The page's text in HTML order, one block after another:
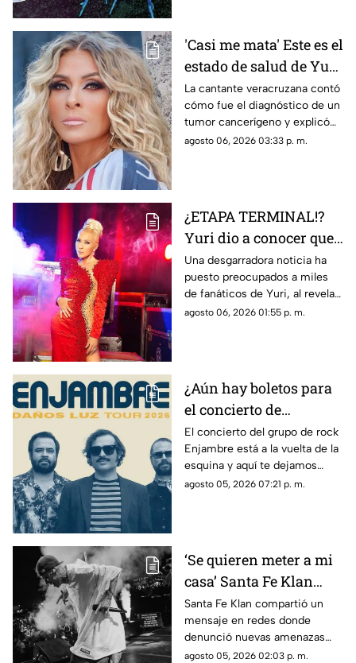
'Casi me mata' Este es el
estado de salud de Yuri
tras confirmar un
TUMOR cancerígeno
La cantante veracruzana contó
cómo fue el diagnóstico de un
tumor cancerígeno y explicó
cuál es su estado de salud.
agosto 06, 2026 03:33 p. m.
¿ETAPA TERMINAL!?
Yuri dio a conocer que
fue diagnosticada con
cáncer; esto se sabe
Una desgarradora noticia ha
puesto preocupados a miles
de fanáticos de Yuri, al revelar
que fue diagnosticada con
agosto 06, 2026 01:55 p. m.
¿Aún hay boletos para
el concierto de
Enjambre en Veracruz?
Esto sabemos
El concierto del grupo de rock
Enjambre está a la vuelta de la
esquina y aquí te dejamos
algunos detalles que te podrían
agosto 05, 2026 07:21 p. m.
‘Se quieren meter a mi
casa’ Santa Fe Klan
denuncia AMENAZAS
tras balacera en su
tienda
Santa Fe Klan compartió un
mensaje en redes donde
denunció nuevas amenazas
después de la balacera en su
agosto 05, 2026 02:03 p. m.